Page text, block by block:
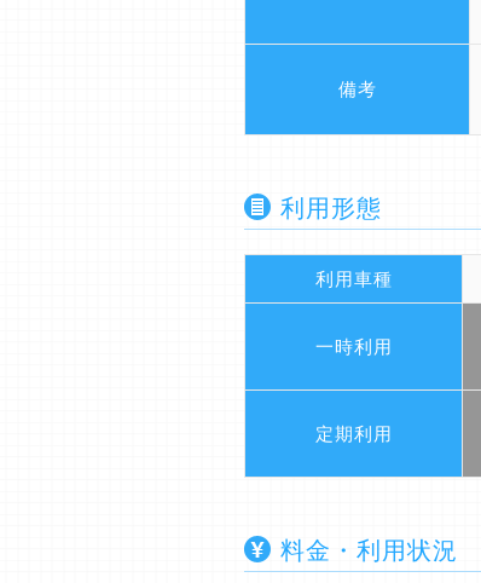
備考
利用形態
利用車種
一時利用
定期利用
料金・利用状況